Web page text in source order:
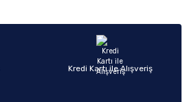
Kredi Kartı ile Alışveriş